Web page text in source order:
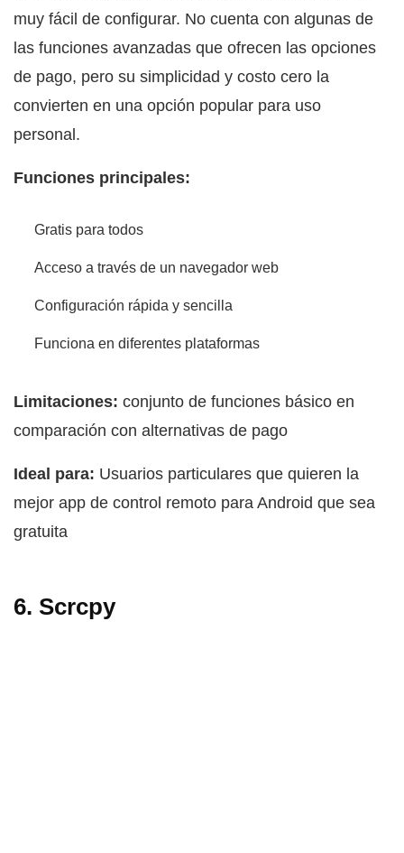
muy fácil de configurar. No cuenta con algunas de
las funciones avanzadas que ofrecen las opciones
de pago, pero su simplicidad y costo cero la
convierten en una opción popular para uso
personal.
Funciones principales:
Gratis para todos
Acceso a través de un navegador web
Configuración rápida y sencilla
Funciona en diferentes plataformas
Limitaciones: conjunto de funciones básico en
comparación con alternativas de pago
Ideal para: Usuarios particulares que quieren la
mejor app de control remoto para Android que sea
gratuita
6. Scrcpy